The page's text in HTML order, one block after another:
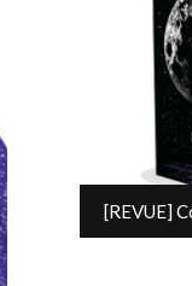
[REVUE]